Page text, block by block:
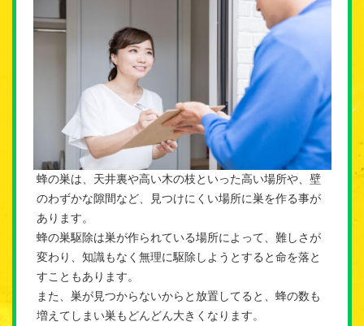
蜂の巣は、天井裏や高い木の枝といった高い場所や、壁
のわずかな隙間など、見つけにくい場所に巣を作る事が
あります。
蜂の巣駆除は巣が作られている場所によって、難しさが
変わり、知識もなく無理に駆除しようとすると命を落と
すこともあります。
また、巣が見つからないからと放置してると、蜂の数も
増えてしまい巣もどんどん大きくなります。